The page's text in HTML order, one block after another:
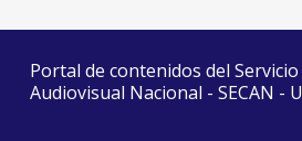
Portal de contenidos del
Audiovisual Nacional - SECAN -